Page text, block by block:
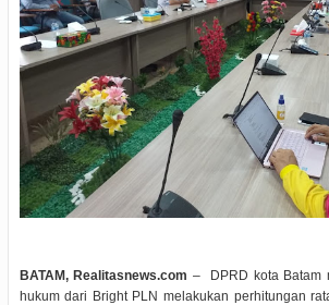
BATAM, Realitasnews.com – DPRD kota Batam
hukum dari Bright PLN melakukan perhitungan